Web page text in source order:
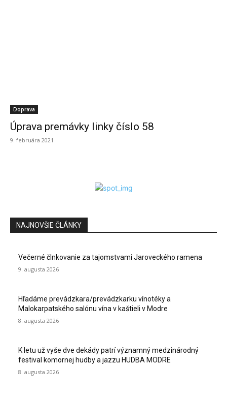
Doprava
Úprava premávky linky číslo 58
9. februára 2021
NAJNOVŠIE ČLÁNKY
Večerné člnkovanie za tajomstvami Jaroveckého ramena
9. augusta 2026
Hľadáme prevádzkara/prevádzkarku vínotéky a
Malokarpatského salónu vína v kaštieli v Modre
8. augusta 2026
K letu už vyše dve dekády patrí významný medzinárodný
festival komornej hudby a jazzu HUDBA MODRE
8. augusta 2026